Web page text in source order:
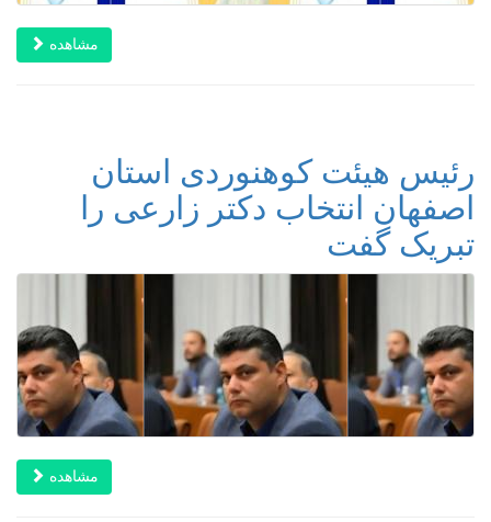
مشاهده
رئیس هیئت کوهنوردی استان
اصفهان انتخاب دکتر زارعی را
تبریک گفت
مشاهده